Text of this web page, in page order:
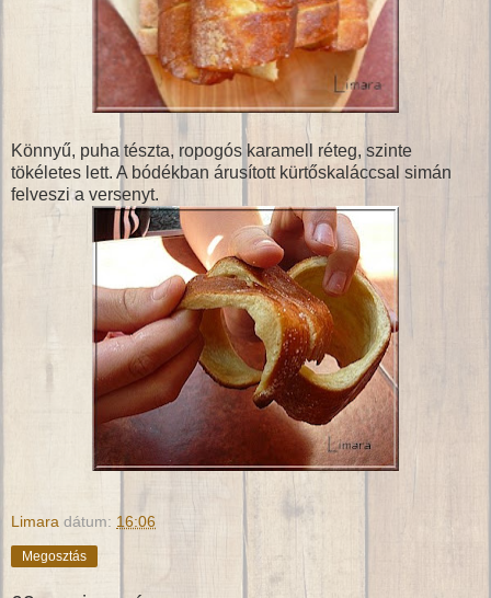
Könnyű, puha tészta, ropogós karamell réteg, szinte
tökéletes lett. A bódékban árusított kürtőskaláccsal simán
felveszi a versenyt.
Limara dátum: 16:06
Megosztás